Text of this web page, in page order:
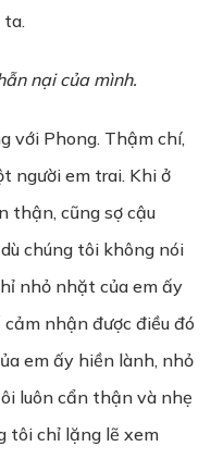
ta.
nại của mình.
với Phong. Thậm chí,
người em trai. Khi ở
thận, cũng sợ cậu
chúng tôi không nói
nhỏ nhặt của em ấy
nhận được điều đó
em ấy hiền lành, nhỏ
luôn cẩn thận và nhẹ
tôi chỉ lặng lẽ xem